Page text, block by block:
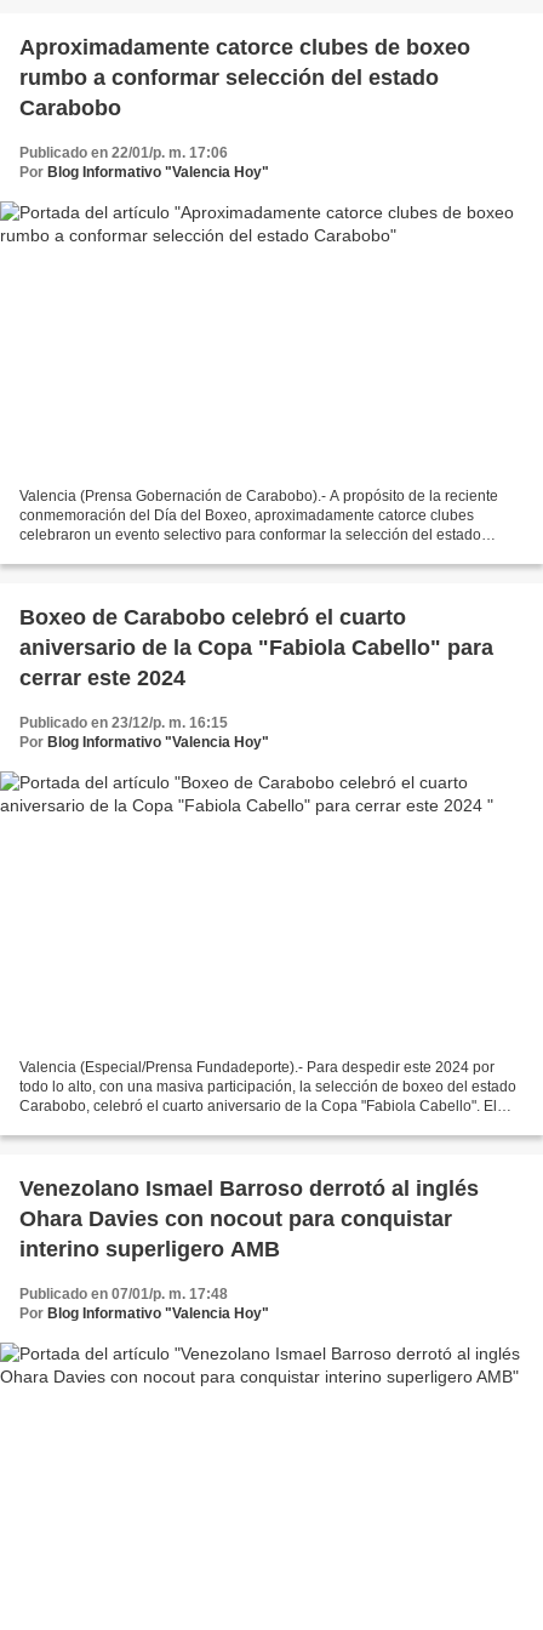
Aproximadamente catorce clubes de boxeo
rumbo a conformar selección del estado
Carabobo
Publicado en 22/01/p. m. 17:06
Por Blog Informativo "Valencia Hoy"
Valencia (Prensa Gobernación de Carabobo).- A propósito de la reciente
conmemoración del Día del Boxeo, aproximadamente catorce clubes
celebraron un evento selectivo para conformar la selección del estado
Boxeo de Carabobo celebró el cuarto
aniversario de la Copa "Fabiola Cabello" para
cerrar este 2024
Publicado en 23/12/p. m. 16:15
Por Blog Informativo "Valencia Hoy"
Valencia (Especial/Prensa Fundadeporte).- Para despedir este 2024 por
todo lo alto, con una masiva participación, la selección de boxeo del estado
Carabobo, celebró el cuarto aniversario de la Copa "Fabiola Cabello". El
Venezolano Ismael Barroso derrotó al inglés
Ohara Davies con nocout para conquistar
interino superligero AMB
Publicado en 07/01/p. m. 17:48
Por Blog Informativo "Valencia Hoy"